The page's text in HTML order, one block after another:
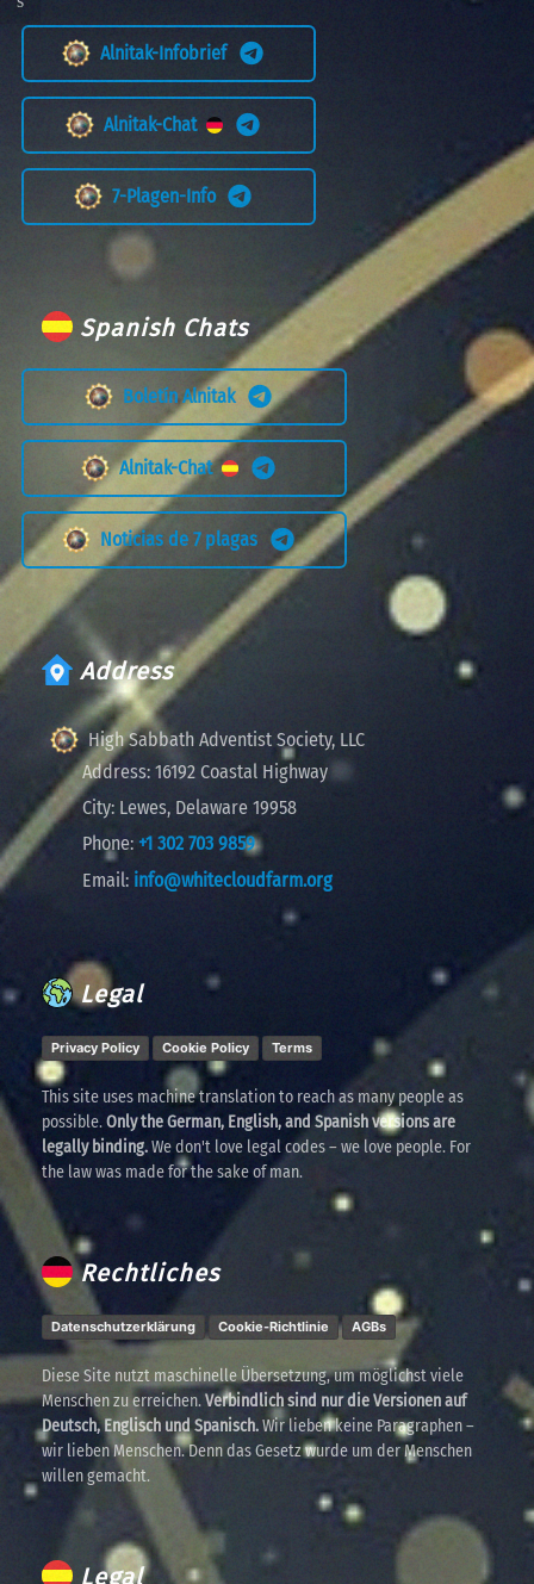
Alnitak-Infobrief
Alnitak-Chat
7-Plagen-Info
Spanish Chats
Boletín Alnitak
Alnitak-Chat
Noticias de 7 plagas
Address
High Sabbath Adventist Society, LLC
Address: 16192 Coastal Highway
City: Lewes, Delaware 19958
Phone: +1 302 703 9859
Email: info@whitecloudfarm.org
Legal
Privacy Policy Cookie Policy Terms
This site uses machine translation to reach as many people as
possible.Only the German, English, and Spanish versions are
legally binding.We don't love legal codes – we love people. For
the law was made for the sake of man.
Rechtliches
Datenschutzerklärung Cookie-Richtlinie AGBs
Diese Site nutzt maschinelle Übersetzung, um möglichst viele
Menschen zu erreichen.Verbindlich sind nur die Versionen auf
Deutsch, Englisch und Spanisch.Wir lieben keine Paragraphen –
wir lieben Menschen. Denn das Gesetz wurde um der Menschen
willen gemacht.
Legal